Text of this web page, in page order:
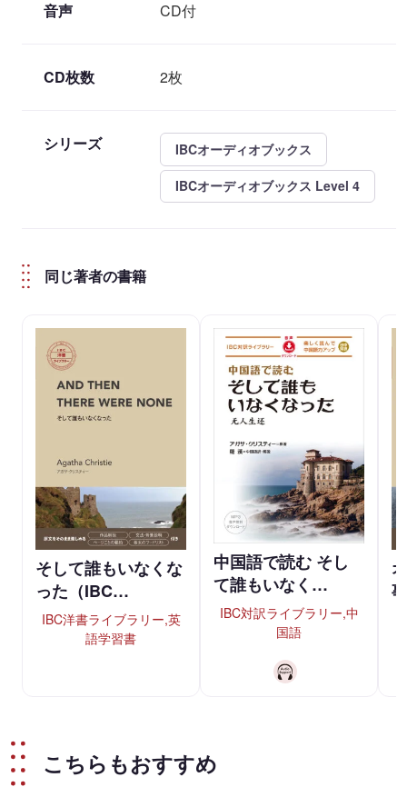
音声 CD付
CD枚数 2枚
シリーズ IBCオーディオブックス
IBCオーディオブックス Level 4
同じ著者の書籍
そして誰もいなくな
った（IBC…
IBC洋書ライブラリー,英
語学習書
中国語で読む そし
て誰もいなく…
IBC対訳ライブラリー,中
国語
こちらもおすすめ